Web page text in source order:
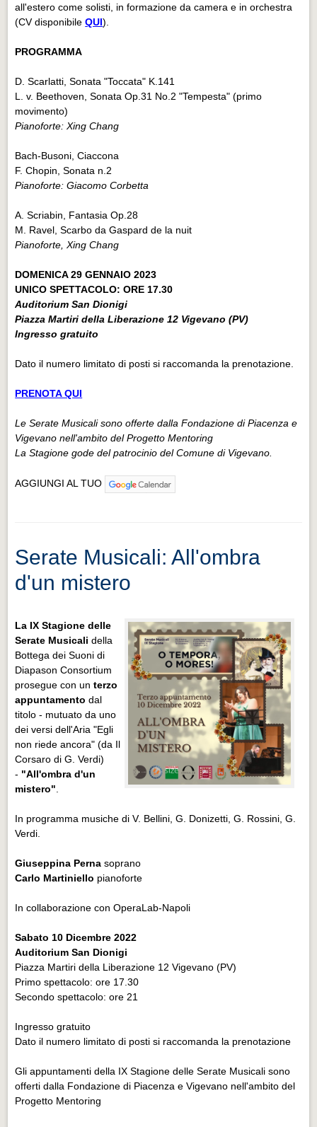
all'estero come solisti, in formazione da camera e in orchestra
(CV disponibileQUI).
PROGRAMMA
D. Scarlatti, Sonata "Toccata" K.141
L. v. Beethoven, Sonata Op.31 No.2 "Tempesta" (primo
movimento)
Pianoforte: Xing Chang
Bach-Busoni, Ciaccona
F. Chopin, Sonata n.2
Pianoforte: Giacomo Corbetta
A. Scriabin, Fantasia Op.28
M. Ravel, Scarbo da Gaspard de la nuit
Pianoforte, Xing Chang
DOMENICA 29 GENNAIO 2023
UNICO SPETTACOLO: ORE 17.30
Auditorium San Dionigi
Piazza Martiri della Liberazione 12 Vigevano (PV)
Ingresso gratuito
Dato il numero limitato di posti si raccomanda la prenotazione.
PRENOTA QUI
Le Serate Musicali sono offerte dalla Fondazione di Piacenza e
Vigevano nell'ambito del Progetto Mentoring
La Stagione gode del patrocinio del Comune di Vigevano.
AGGIUNGI AL TUO
Serate Musicali: All'ombra
d'un mistero
La IX Stagione delle
Serate Musicali della
Bottega dei Suoni di
Diapason Consortium
prosegue con unterzo
appuntamento dal
titolo - mutuato da uno
dei versi dell'Aria "Egli
non riede ancora" (da Il
Corsaro di G. Verdi)
- "All'ombra d'un
mistero"
In programma musiche di V. Bellini, G. Donizetti, G. Rossini, G.
Verdi.
Giuseppina Perna soprano
Carlo Martiniello pianoforte
In collaborazione con OperaLab-Napoli
Sabato 10 Dicembre 2022
Auditorium San Dionigi
Piazza Martiri della Liberazione 12 Vigevano (PV)
Primo spettacolo: ore 17.30
Secondo spettacolo: ore 21
Ingresso gratuito
Dato il numero limitato di posti si raccomanda la prenotazione
Gli appuntamenti della IX Stagione delle Serate Musicali sono
offerti dalla Fondazione di Piacenza e Vigevano nell'ambito del
Progetto Mentoring